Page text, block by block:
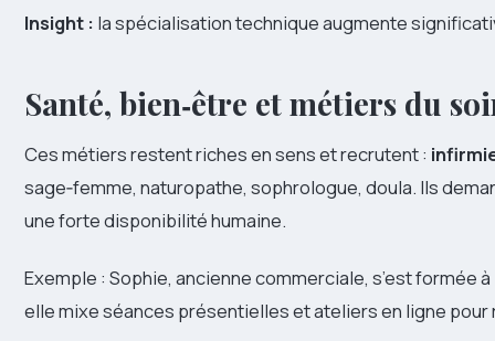
Insight : la spécialisation technique augmente
Santé, bien‑être et métiers du
Ces métiers restent riches en sens et recrutent :
sage‑femme, naturopathe, sophrologue, doula. Ils
une forte disponibilité humaine.
Exemple : Sophie, ancienne commerciale, s’est formée
elle mixe séances présentielles et ateliers en ligne pour